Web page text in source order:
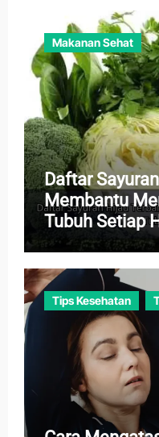
Makanan Sehat
Daftar
Membantu
Tubuh Setiap
Tips Kesehatan